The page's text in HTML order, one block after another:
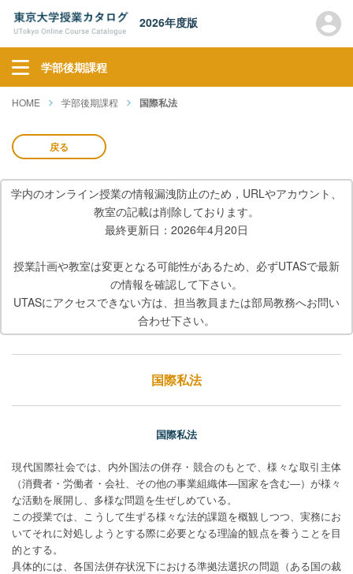
2026年度版
学部後期課程
HOME 学部後期課程 国際私法
戻る
学内のオンライン授業の情報漏洩防止のため，URLやアカウント、
教室の記載は削除しております。
最終更新日：2026年4月20日
授業計画や教室は変更となる可能性があるため、必ずUTASで最新
の情報を確認して下さい。
UTASにアクセスできない方は、担当教員または部局教務へお問い
合わせ下さい。
国際私法
国際私法
現代国際社会では、内外国法の併存・競合のもとで、様々な取引主体
（消費者・労働者・会社、その他の事業組織体―国家を含む―）が様々
な活動を展開し、多様な問題を生ぜしめている。
この授業では、こうして生ずる様々な法的課題を概観しつつ、実務にお
いてそれに対処しようとする際に必要となる理論的観点を養うことを目
的とする。
具体的には、各国法併存状況下における準拠法選択の問題（ある国の裁